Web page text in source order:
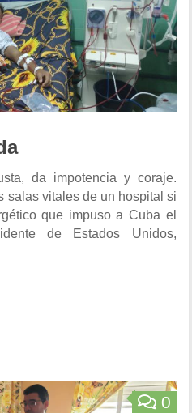
da impotencia y coraje.
salas vitales de un hospital si
que impuso a Cuba el
de Estados Unidos,
0